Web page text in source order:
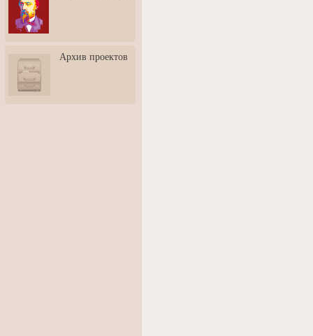
3: Обусловленности
человека и их влияние на
карьеру
скульптором Дмитрием
Тугариновым
АртБульвар в День города
Архив проектов